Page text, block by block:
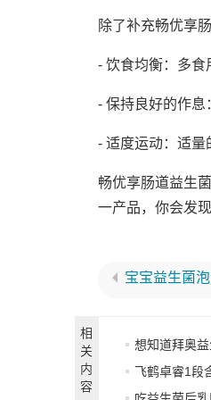
除了补充畅优享
- 饮食均衡：多食
- 保持良好的作息
- 适度运动：适量
畅优享肠道益生
一产品，你会发
宝宝益生菌
相
关
内
容
想知道拜奥
飞鹤卓睿1段含